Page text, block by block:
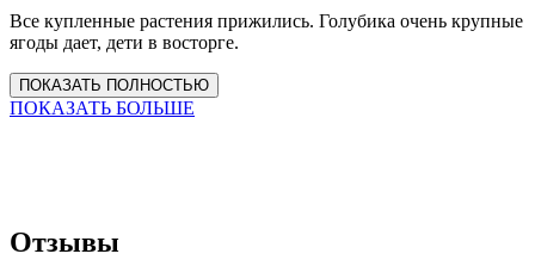
Все купленные растения прижились. Голубика очень крупные
ягоды дает, дети в восторге.
ПОКАЗАТЬ ПОЛНОСТЬЮ
ПОКАЗАТЬ БОЛЬШЕ
Отзывы